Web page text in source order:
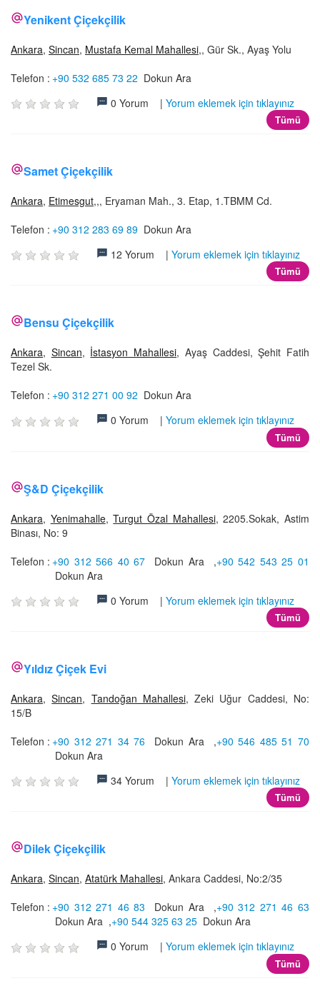
Yenikent Çiçekçilik
Ankara, Sincan, Mustafa Kemal Mahallesi,, Gür Sk., Ayaş Yolu
Telefon : +90 532 685 73 22 Dokun Ara
0 Yorum | Yorum eklemek için tıklayınız
Tümü
Samet Çiçekçilik
Ankara, Etimesgut,,, Eryaman Mah., 3. Etap, 1.TBMM Cd.
Telefon : +90 312 283 69 89 Dokun Ara
12 Yorum | Yorum eklemek için tıklayınız
Tümü
Bensu Çiçekçilik
Ankara, Sincan, İstasyon Mahallesi, Ayaş Caddesi, Şehit Fatih
Tezel Sk.
Telefon : +90 312 271 00 92 Dokun Ara
0 Yorum | Yorum eklemek için tıklayınız
Tümü
Ş&D Çiçekçilik
Ankara, Yenimahalle,Turgut Özal Mahallesi, 2205.Sokak, Astim
Binası, No: 9
Telefon : +90 312 566 40 67 Dokun Ara ,+90 542 543 25 01
Dokun Ara
0 Yorum | Yorum eklemek için tıklayınız
Tümü
Yıldız Çiçek Evi
Ankara,Sincan, Tandoğan Mahallesi, Zeki Uğur Caddesi, No:
15/B
Telefon : +90 312 271 34 76 Dokun Ara ,+90 546 485 51 70
Dokun Ara
34 Yorum | Yorum eklemek için tıklayınız
Tümü
Dilek Çiçekçilik
Ankara, Sincan, Atatürk Mahallesi, Ankara Caddesi, No:2/35
Telefon : +90 312 271 46 83 Dokun Ara,+90 312 271 46 63
Dokun Ara ,+90 544 325 63 25 Dokun Ara
0 Yorum | Yorum eklemek için tıklayınız
Tümü